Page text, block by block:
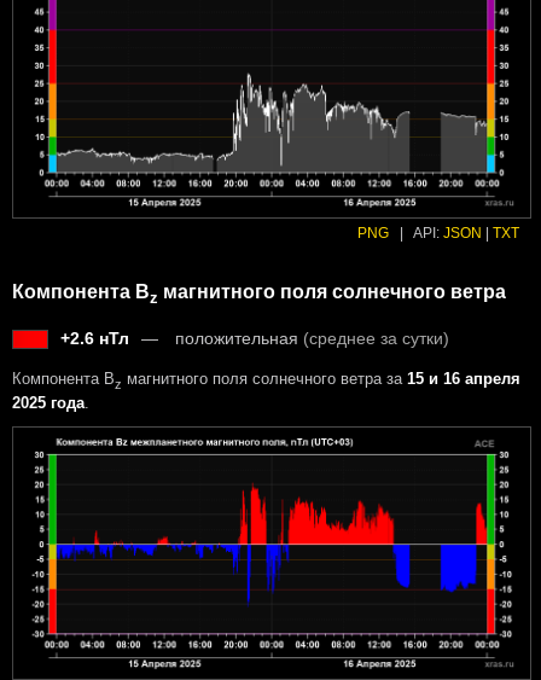
PNG API: JSON TXT
Компонента Bz магнитного поля солнечного ветра
+2.6 нТл положительная (среднее за сутки)
Компонента Bz магнитного поля солнечного ветра за 15 и 16 апреля
2025 года.